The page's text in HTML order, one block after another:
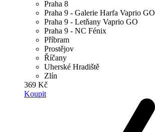
Praha 8
Praha 9 - Galerie Harfa Vaprio GO
Praha 9 - Letňany Vaprio GO
Praha 9 - NC Fénix
Příbram
Prostějov
Říčany
Uherské Hradiště
Zlín
369 Kč
Koupit